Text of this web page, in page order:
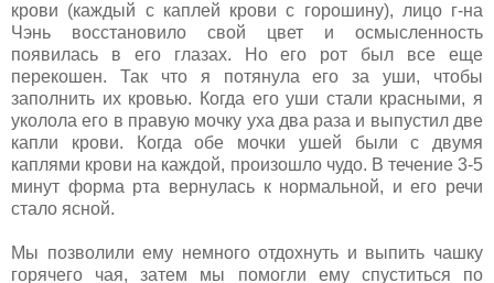
крови (каждый с каплей крови с горошину), лицо г-на
Чэнь восстановило свой цвет и осмысленность
появилась в его глазах. Но его рот был все еще
перекошен. Так что я потянула его за уши, чтобы
заполнить их кровью. Когда его уши стали красными, я
уколола его в правую мочку уха два раза и выпустил две
капли крови. Когда обе мочки ушей были с двумя
каплями крови на каждой, произошло чудо. В течение 3-5
минут форма рта вернулась к нормальной, и его речи
стало ясной.
Мы позволили ему немного отдохнуть и выпить чашку
горячего чая, затем мы помогли ему спуститься по